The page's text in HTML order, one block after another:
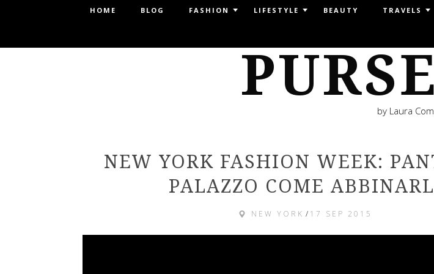
HOME BLOG FASHION LIFESTYLE BEAUTY TRAVELS
by Laura
NEW YORK FASHION WEEK:
PALAZZO COME
NEW YORK / 17 SEP 2015